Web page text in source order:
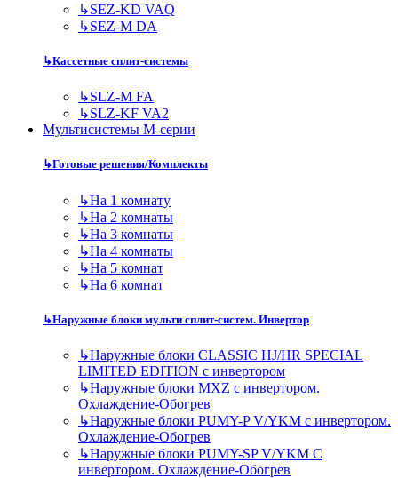
↳SEZ-KD VAQ
↳SEZ-M DA
↳Кассетные сплит-системы
↳SLZ-M FA
↳SLZ-KF VA2
Мультисистемы M-серии
↳Готовые решения/Комплекты
↳На 1 комнату
↳На 2 комнаты
↳На 3 комнаты
↳На 4 комнаты
↳На 5 комнат
↳На 6 комнат
↳Наружные блоки мульти сплит-систем. Инвертор
↳Наружные блоки CLASSIC HJ/HR SPECIAL
LIMITED EDITION с инвертором
↳Наружные блоки MXZ с инвертором.
Охлаждение-Обогрев
↳Наружные блоки PUMY-P V/YKM с инвертором.
Охлаждение-Обогрев
↳Наружные блоки PUMY-SP V/YKM С
инвертором. Охлаждение-Обогрев